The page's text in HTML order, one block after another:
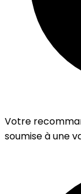
Votre
soumise à une